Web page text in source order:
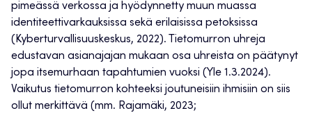
pimeässä verkossa ja hyödynnetty muun muassa
identiteettivarkauksissa sekä erilaisissa petoksissa
(Kyberturvallisuuskeskus, 2022). Tietomurron uhreja
edustavan asianajajan mukaan osa uhreista on päätynyt
jopa itsemurhaan tapahtumien vuoksi (Yle 1.3.2024).
Vaikutus tietomurron kohteeksi joutuneisiin ihmisiin on siis
ollut merkittävä (mm. Rajamäki, 2023;